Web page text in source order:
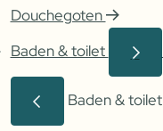
Douchegoten
Baden & toilet
Baden & toilet